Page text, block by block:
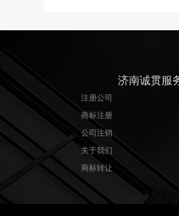
济南诚贯服
注册公司
商标注册
公司注销
关于我们
商标转让